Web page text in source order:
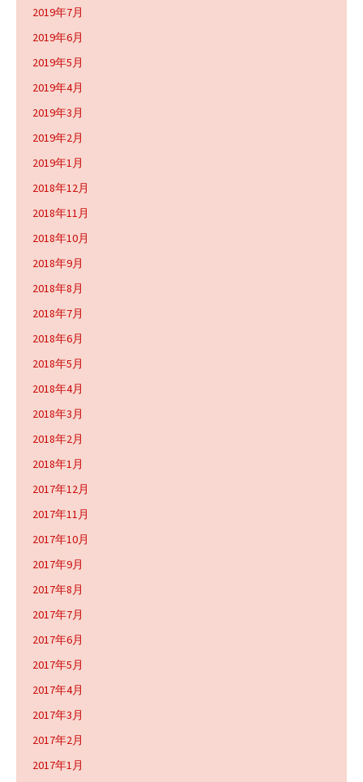
2019年7月
2019年6月
2019年5月
2019年4月
2019年3月
2019年2月
2019年1月
2018年12月
2018年11月
2018年10月
2018年9月
2018年8月
2018年7月
2018年6月
2018年5月
2018年4月
2018年3月
2018年2月
2018年1月
2017年12月
2017年11月
2017年10月
2017年9月
2017年8月
2017年7月
2017年6月
2017年5月
2017年4月
2017年3月
2017年2月
2017年1月